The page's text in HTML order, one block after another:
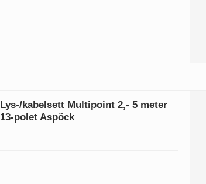
Lys-/kabelsett Multipoint 2,- 5 meter
13-polet Aspöck